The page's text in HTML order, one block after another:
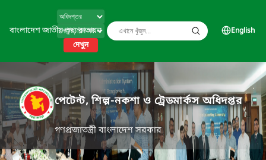
বাংলাদেশ জাতীয় তথ্য বাতায়ন
দেখুন
English
পেটেন্ট, শিল্প-নকশা ও ট্রেডমার্কস অধিদপ্তর
গণপ্রজাতন্ত্রী বাংলাদেশ সরকার